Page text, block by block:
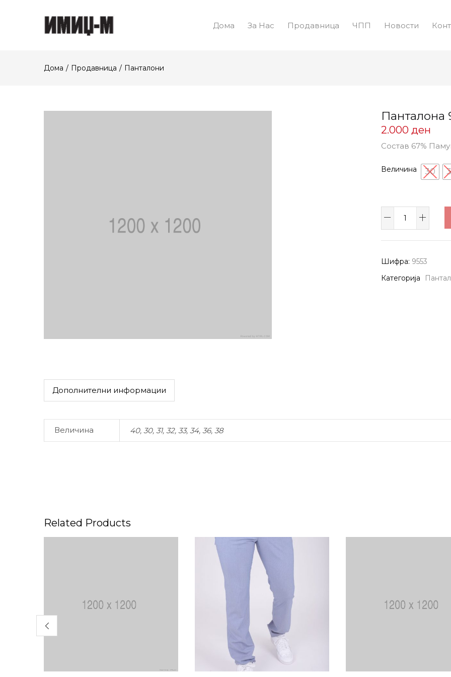
Дома За Нас Продавница ЧПП Новости
Дома Продавница Панталони
Панталона
2.000 ден
Состав 67%
Величина 30
количина
Шифра: 9553
Категорија
Дополнителни информации
Величина 40, 30, 31, 32, 33, 34, 36, 38
Related Products